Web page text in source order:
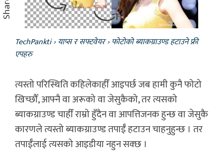
TechPankti› याप्स र सफ्टवेयर› फोटोको ब्याकग्राउण्ड हटाउने फ्री
एपहरु
त्यस्तो परिस्थिति कहिलेकाहीँ आइपर्छ जब हामी कुनै फोटो
खिच्छौँ, आफ्नै वा अरूको वा जेसुकैको, तर त्यसको
ब्याकग्राउण्ड चाहीँ राम्रो हुँदैन वा आपत्तिजनक हुन्छ वा जेसुकै
कारणले त्यस्तो ब्याकग्राउण्ड तपाईँ हटाउन चाहनुहुन्छ । तर
तपाईँलाई त्यसको आइडीया नहुन सक्छ ।